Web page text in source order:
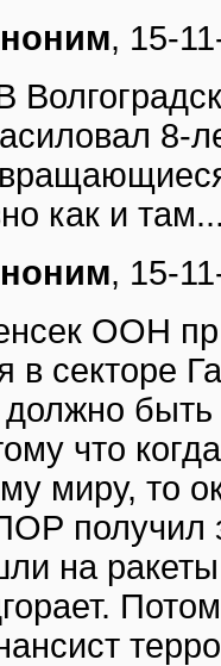
, 15-
8-
как и
, 15-
ООН
в секторе
должно
что
миру, то
получил
на